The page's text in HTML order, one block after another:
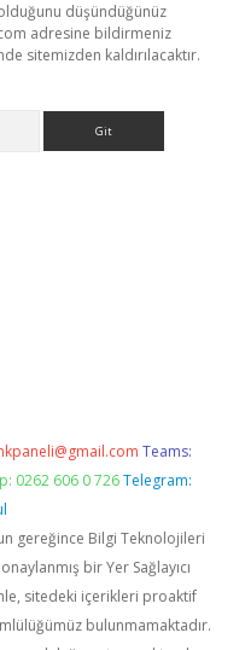
düşündüğünüz
adresine bildirmeniz
sitemizden kaldırılacaktır.
Teams:
0262 606 0 726 Telegram:
gereğince Bilgi Teknolojileri
bir Yer Sağlayıcı
sitedeki içerikleri proaktif
bulunmamaktadır.